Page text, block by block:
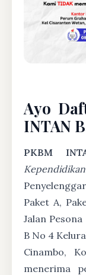
Ayo
INTAN
PKBM
Kependidikan
Paket A,
Jalan
B No 4
Cinambo,
menerima